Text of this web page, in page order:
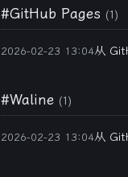
#GitHub Pages (1)
2026-02-23 13:04从
#Waline (1)
2026-02-23 13:04从